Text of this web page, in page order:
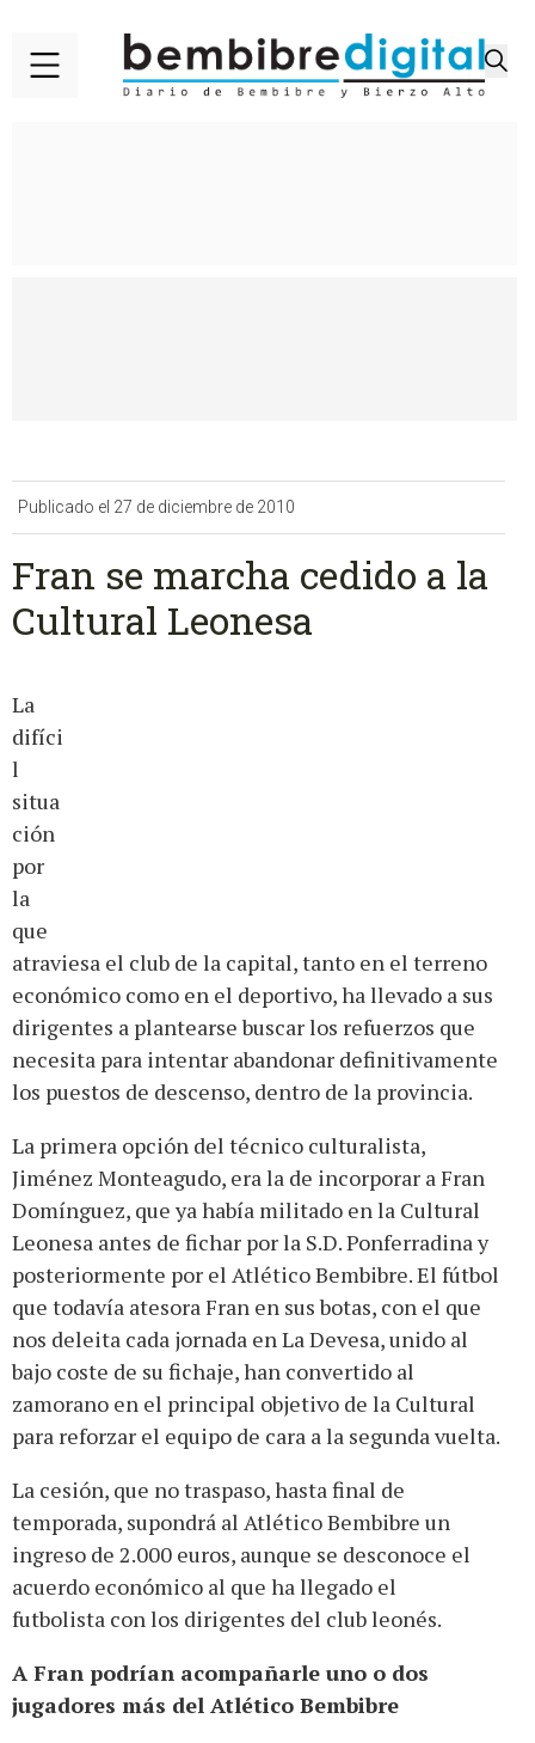
Publicado el 27 de diciembre de 2010
Fran se marcha cedido a la
Cultural Leonesa
La
difíci
l
situa
ción
por
la
que
atraviesa el club de la capital, tanto en el terreno
económico como en el deportivo, ha llevado a sus
dirigentes a plantearse buscar los refuerzos que
necesita para intentar abandonar definitivamente
los puestos de descenso, dentro de la provincia.
La primera opción del técnico culturalista,
Jiménez Monteagudo, era la de incorporar a Fran
Domínguez, que ya había militado en la Cultural
Leonesa antes de fichar por la S.D. Ponferradina y
posteriormente por el Atlético Bembibre. El fútbol
que todavía atesora Fran en sus botas, con el que
nos deleita cada jornada en La Devesa, unido al
bajo coste de su fichaje, han convertido al
zamorano en el principal objetivo de la Cultural
para reforzar el equipo de cara a la segunda vuelta.
La cesión, que no traspaso, hasta final de
temporada, supondrá al Atlético Bembibre un
ingreso de 2.000 euros, aunque se desconoce el
acuerdo económico al que ha llegado el
futbolista con los dirigentes del club leonés.
A Fran podrían acompañarle uno o dos
jugadores más del Atlético Bembibre